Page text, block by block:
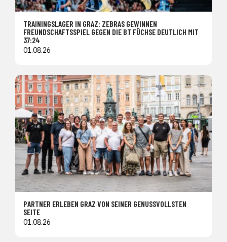
TRAININGSLAGER IN GRAZ: ZEBRAS GEWINNEN
FREUNDSCHAFTSSPIEL GEGEN DIE BT FÜCHSE DEUTLICH MIT
37:24
01.08.26
PARTNER ERLEBEN GRAZ VON SEINER GENUSSVOLLSTEN
SEITE
01.08.26